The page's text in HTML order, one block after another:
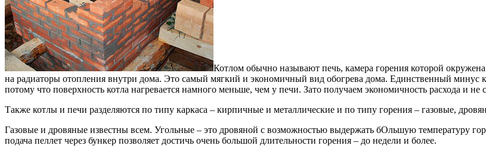
Котлом обычно называют печь, камера горения которой
на радиаторы отопления внутри дома. Это самый мягкий и экономичный вид обогрева дома. Единственный минус
потому что поверхность котла нагревается намного меньше, чем у печи. Зато получаем экономичность расхода и
Также котлы и печи разделяются по типу каркаса – кирпичные и металлические и по типу горения – газовые,
Газовые и дровяные известны всем. Угольные – это дровяной с возможностью выдержать бОльшую температуру
подача пеллет через бункер позволяет достичь очень большой длительности горения – до недели и более.